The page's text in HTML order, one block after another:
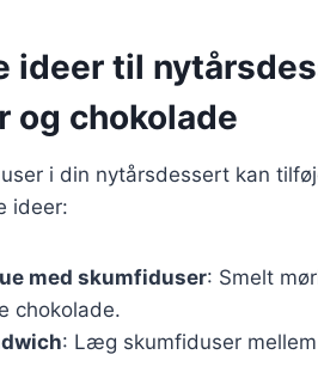
ideer til
og chokolade
i din nytårsdessert kan
ideer:
med skumfiduser: Smelt
chokolade.
: Læg skumfiduser